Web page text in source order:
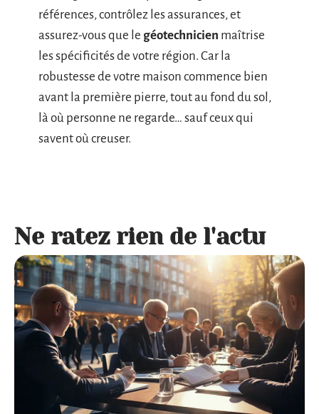
références, contrôlez les assurances, et
assurez-vous que le géotechnicien maîtrise
les spécificités de votre région. Car la
robustesse de votre maison commence bien
avant la première pierre, tout au fond du sol,
là où personne ne regarde… sauf ceux qui
savent où creuser.
Ne ratez rien de l'actu